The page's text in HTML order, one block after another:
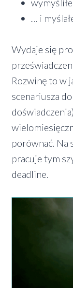
… i
Wydaje się
Rozwinę to w
scenariusza
porównać. Na
pracuje tym
deadline.